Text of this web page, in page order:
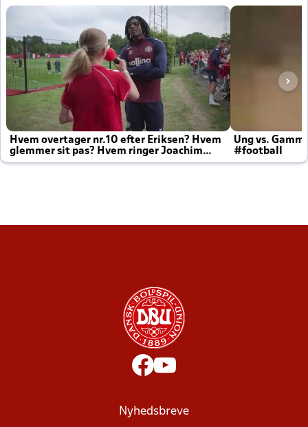
Hvem overtager nr.10 efter Eriksen? Hvem
glemmer sit pas? Hvem ringer Joachim
altid til efter kampe?
Ung vs.
#football
Nyhedsbreve